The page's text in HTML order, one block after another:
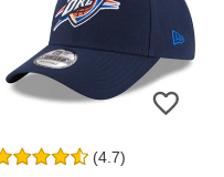
(4.7)